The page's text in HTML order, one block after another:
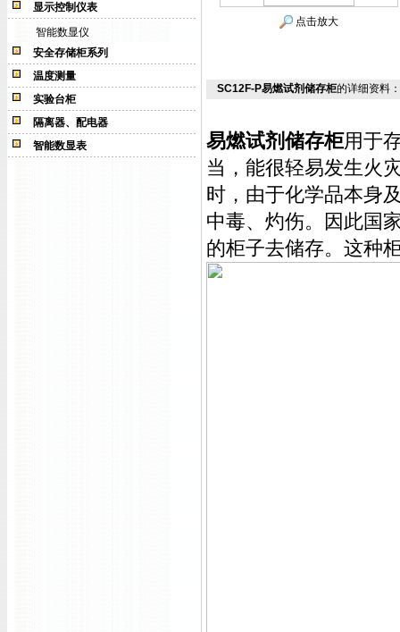
显示控制仪表
智能数显仪
安全存储柜系列
温度测量
实验台柜
隔离器、配电器
智能数显表
点击放大
SC12F-P易燃试剂储存柜的详细资料：
易燃试剂储存柜用于
当，能很轻易发生火
时，由于化学品本身
中毒、灼伤。因此国
的柜子去储存。这种